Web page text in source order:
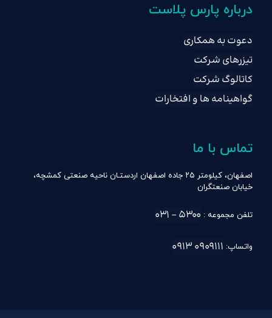
درباره پارس پلاست
دعوت به همکاری
تیزرهای شرکت
کاتالوگ شرکت
گواهینامه ها و افتخارات
تماس با ما
اصفهان، کیلومتر ۲۵ جاده اصفهان اردستـان ناحیه صنعتی کمشچه،
خیابان صنعتگران
تلفن مجموعه : ۵۳۰۰ – ۰۳۱
واتساپ: ۰۹۰۹۱۱۱ ۰۹۱۳